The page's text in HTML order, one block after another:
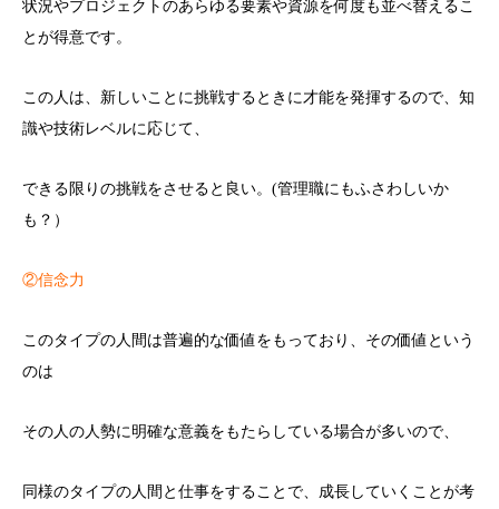
状況やプロジェクトのあらゆる要素や資源を何度も並べ替えるこ
とが得意です。
この人は、新しいことに挑戦するときに才能を発揮するので、知
識や技術レベルに応じて、
できる限りの挑戦をさせると良い。(管理職にもふさわしいか
も？）
②信念力
このタイプの人間は普遍的な価値をもっており、その価値という
のは
その人の人勢に明確な意義をもたらしている場合が多いので、
同様のタイプの人間と仕事をすることで、成長していくことが考